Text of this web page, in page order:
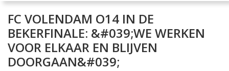
FC VOLENDAM O14 IN DE
BEKERFINALE: &#039;WE WERKEN
VOOR ELKAAR EN BLIJVEN
DOORGAAN&#039;